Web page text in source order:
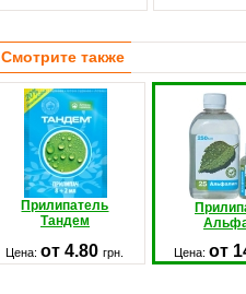
Смотрите также
Прилипатель
Тандем
Цена:от 4.80грн. Цена:от